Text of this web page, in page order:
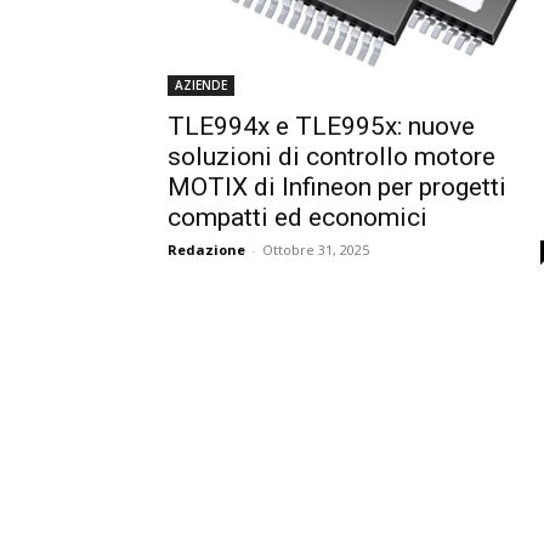
AZIENDE
TLE994x e TLE995x: nuove
soluzioni di controllo motore
MOTIX di Infineon per progetti
compatti ed economici
Redazione - Ottobre 31, 2025